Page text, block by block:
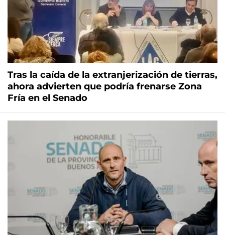
Tras la caída de la extranjerización de tierras,
ahora advierten que podría frenarse Zona
Fría en el Senado